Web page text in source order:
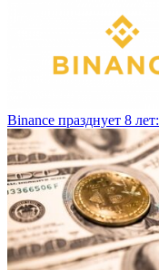
Binance празднует 8